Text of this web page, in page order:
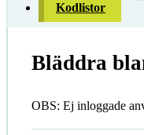
Kodlistor
Bläddra
OBS: Ej inloggade